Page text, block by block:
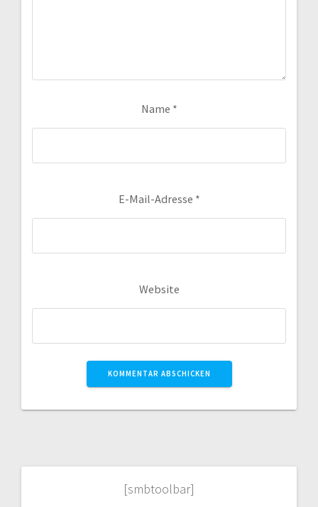
Name *
E-Mail-Adresse *
Website
[smbtoolbar]